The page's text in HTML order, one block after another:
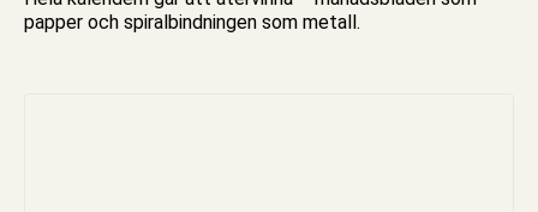
papper och spiralbindningen som metall.